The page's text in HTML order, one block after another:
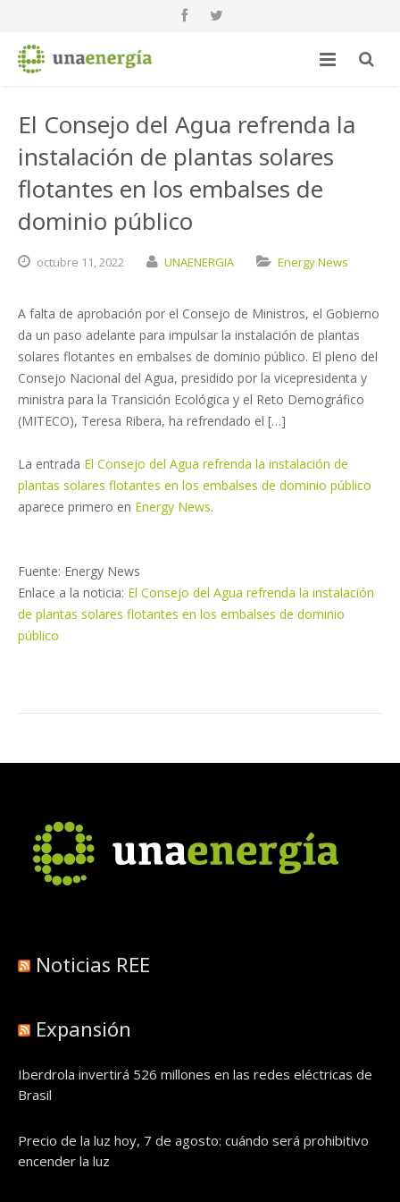
El Consejo del Agua refrenda la
instalación de plantas solares
flotantes en los embalses de
dominio público
octubre 11,2022 UNAENERGIA Energy News
A falta de aprobación por el Consejo de Ministros, el Gobierno
da un paso adelante para impulsar la instalación de plantas
solares flotantes en embalses de dominio público. El pleno del
Consejo Nacional del Agua, presidido por la vicepresidenta y
ministra para la Transición Ecológica y el Reto Demográfico
(MITECO), Teresa Ribera, ha refrendado el […]
La entrada El Consejo del Agua refrenda la instalación de
plantas solares flotantes en los embalses de dominio público
aparece primero en Energy News.
Fuente: Energy News
Enlace a la noticia: El Consejo del Agua refrenda la instalación
de plantas solares flotantes en los embalses de dominio
público
Noticias REE
Expansión
Iberdrola invertirá 526 millones en las redes eléctricas de
Brasil
Precio de la luz hoy, 7 de agosto: cuándo será prohibitivo
encender la luz